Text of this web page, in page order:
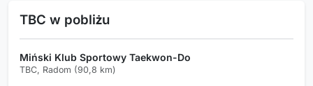
TBC w pobliżu
Miński Klub Sportowy Taekwon-Do
TBC, Radom (90,8 km)